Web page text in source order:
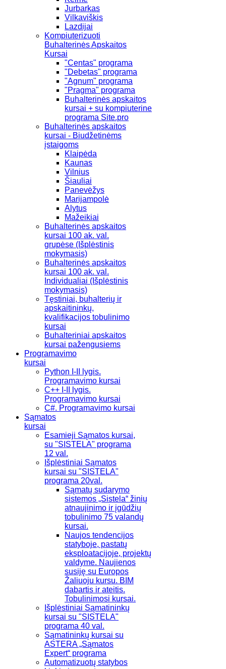
Jurbarkas
Vilkaviškis
Lazdijai
Kompiuterizuoti
Buhalterinės Apskaitos
Kursai
"Centas" programa
"Debetas" programa
"Agnum" programa
"Pragma" programa
Buhalterinės apskaitos
kursai + su kompiuterine
programa Site.pro
Buhalterinės apskaitos
kursai - Biudžetinėms
įstaigoms
Klaipėda
Kaunas
Vilnius
Šiauliai
Panevėžys
Marijampolė
Alytus
Mažeikiai
Buhalterinės apskaitos
kursai 100 ak. val.
grupėse (Išplėstinis
mokymasis)
Buhalterinės apskaitos
kursai 100 ak. val.
Individualiai (Išplėstinis
mokymasis)
Tęstiniai, buhalterių ir
apskaitininkų,
kvalifikacijos tobulinimo
kursai
Buhalteriniai apskaitos
kursai pažengusiems
Programavimo
kursai
Python I-II lygis.
Programavimo kursai
C++ I-II lygis.
Programavimo kursai
C#. Programavimo kursai
Sąmatos
kursai
Esamieji Sąmatos kursai,
su "SISTELA" programa
12 val.
Išplėstiniai Sąmatos
kursai su "SISTELA"
programa 20val.
Sąmatų sudarymo
sistemos „Sistela“ žinių
atnaujinimo ir įgūdžių
tobulinimo 75 valandų
kursai.
Naujos tendencijos
statyboje, pastatų
eksploatacijoje, projektų
valdyme. Naujienos
susiję su Europos
Žaliuoju kursu. BIM
dabartis ir ateitis.
Tobulinimosi kursai.
Išplėstiniai Sąmatininkų
kursai su "SISTELA"
programa 40 val.
Sąmatininkų kursai su
ASTERA „Sąmatos
Expert“ programa
Automatizuotų statybos